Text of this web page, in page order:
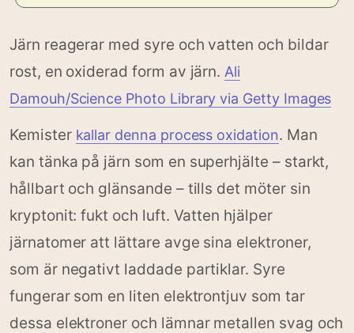
Järn reagerar med syre och vatten och bildar
rost, en oxiderad form av järn.Ali
Damouh/Science Photo Library via Getty Images
Kemister kallar denna process oxidation. Man
kan tänka på järn som en superhjälte – starkt,
hållbart och glänsande – tills det möter sin
kryptonit: fukt och luft. Vatten hjälper
järnatomer att lättare avge sina elektroner,
som är negativt laddade partiklar. Syre
fungerar som en liten elektrontjuv som tar
dessa elektroner och lämnar metallen svag och